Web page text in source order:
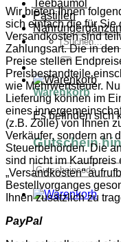
Teebaumöl
Pastillen
Suchen
nach:
Warenkorb
Es befinden sich
Gutschein
Wir bieten Ihnen
sich einfach die für Sie
Versandkosten sind
Zahlungsart. Die in
Preise stellen
Preisbestandteile
wie Mehrwertsteuer.
Lieferung können im
eines
(z.B. Zölle) von Ihnen
Verkäufer, sondern an
Steuerbehörden. Die
sind nicht im Kaufpreis
„Versandkosten“
Bestellvorganges
Ihnen zusätzlich zu
PayPal